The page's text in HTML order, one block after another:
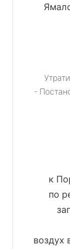
-
к
по
воздух